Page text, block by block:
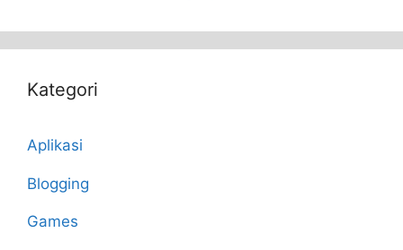
Kategori
Aplikasi
Blogging
Games